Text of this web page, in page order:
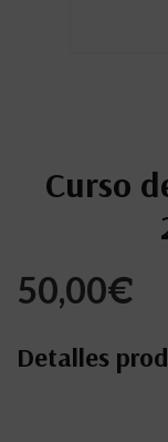
Curso
50,00€
Detalles